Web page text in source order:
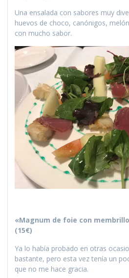
Una ensalada con sabores muy
huevos de choco, canónigos,
con mucho sabor.
«Magnum de foie con
(15€)
Ya lo había probado en otras
bastante, pero esta vez tenía un
que no me hace gracia.